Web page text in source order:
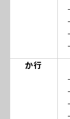
か行